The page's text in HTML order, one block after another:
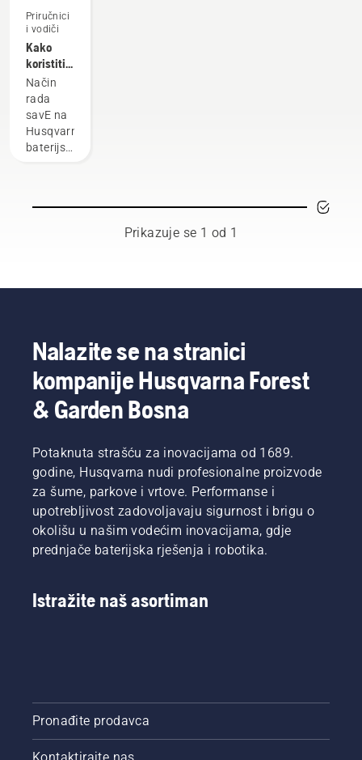
Priručnici
i vodiči
Kako
koristiti
način
rada
savE na
vašem
baterijskom
Način
rada
savE na
Husqvarna
baterijskom
je za
gasu, uz
zadržavanje
zakretnog
momenta
kako bi
korisniku
da
očuva
vijek
baterije
dok kosi
tanku
pritisnite
biste
Prikazuje se 1 od 1
Nalazite se na stranici
kompanije Husqvarna Forest
& Garden Bosna
Potaknuta strašću za inovacijama od 1689.
godine, Husqvarna nudi profesionalne proizvode
za šume, parkove i vrtove. Performanse i
upotrebljivost zadovoljavaju sigurnost i brigu o
okolišu u našim vodećim inovacijama, gdje
prednjače baterijska rješenja i robotika.
Istražite naš asortiman
Pronađite prodavca